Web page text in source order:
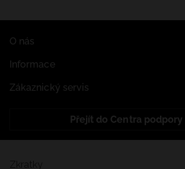
O nás
Informace
Zákaznický servis
Přejít do Centra podpory